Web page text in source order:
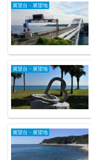
展望台・展望地
展望台・展望地
展望台・展望地